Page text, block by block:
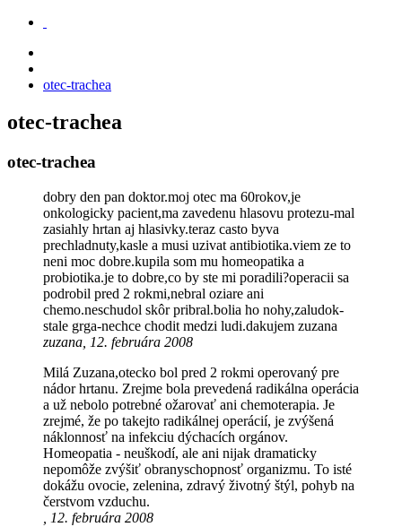
otec-trachea
otec-trachea
otec-trachea
dobry den pan doktor.moj otec ma 60rokov,je
onkologicky pacient,ma zavedenu hlasovu protezu-mal
zasiahly hrtan aj hlasivky.teraz casto byva
prechladnuty,kasle a musi uzivat antibiotika.viem ze to
neni moc dobre.kupila som mu homeopatika a
probiotika.je to dobre,co by ste mi poradili?operacii sa
podrobil pred 2 rokmi,nebral oziare ani
chemo.neschudol skôr pribral.bolia ho nohy,zaludok-
stale grga-nechce chodit medzi ludi.dakujem zuzana
zuzana, 12. februára 2008
Milá Zuzana,otecko bol pred 2 rokmi operovaný pre
nádor hrtanu. Zrejme bola prevedená radikálna operácia
a už nebolo potrebné ožarovať ani chemoterapia. Je
zrejmé, že po takejto radikálnej operácií, je zvýšená
náklonnosť na infekciu dýchacích orgánov.
Homeopatia - neuškodí, ale ani nijak dramaticky
nepomôže zvýšiť obranyschopnosť organizmu. To isté
dokážu ovocie, zelenina, zdravý životný štýl, pohyb na
čerstvom vzduchu.
, 12. februára 2008